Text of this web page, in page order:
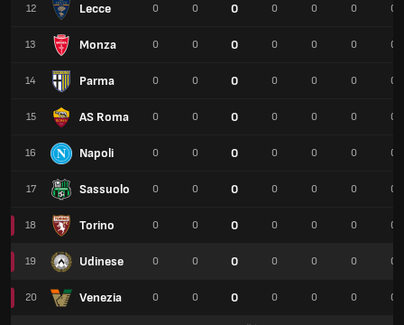
12 Lecce
13 Monza
14 Parma
15 AS Roma
16 Napoli
17 Sassuolo
18 Torino
19 Udinese
20 Venezia
0 0 0 0 0 0 0
0 0 0 0 0 0 0
0 0 0 0 0 0 0
0 0 0 0 0 0 0
0 0 0 0 0 0 0
0 0 0 0 0 0 0
0 0 0 0 0 0 0
0 0 0 0 0 0 0
0 0 0 0 0 0 0